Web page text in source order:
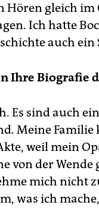
Hören gleich
Ich hatte
auch
Ihre Biografie
Es sind auch
Meine Familie
weil mein
von der
mich nicht
was ich